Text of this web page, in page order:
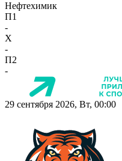
Нефтехимик
П1
-
X
-
П2
-
29 сентября 2026, Вт, 00:00